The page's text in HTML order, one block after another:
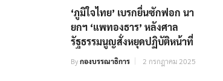
‘ภูมิใจไทย’ เบรกยื่นซักฟอก นา
ยกฯ​ ‘แพทองธาร’ หลังศาล
รัฐธรรมนูญสั่งหยุดปฏิบัติหน้าที่​
Byกองบรรณาธิการ 2 กรกฎาคม 2025